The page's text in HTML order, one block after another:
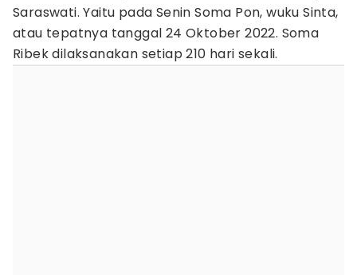
Saraswati. Yaitu pada Senin Soma Pon, wuku Sinta,
atau tepatnya tanggal 24 Oktober 2022. Soma
Ribek dilaksanakan setiap 210 hari sekali.